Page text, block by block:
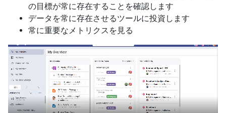
の目標が常に存在することを確認します
データを常に存在させるツールに投資します
常に重要なメトリクスを見る